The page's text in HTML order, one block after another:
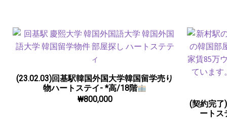
(23.02.03)回基駅韓国外国大学韓国留学売り
物ハートステイ- *高/18階
₩800,000
(契約完了
ートス